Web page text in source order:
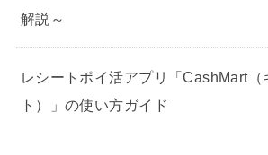
解説～
レシートポイ活アプリ「CashMart（
ト）」の使い方ガイド